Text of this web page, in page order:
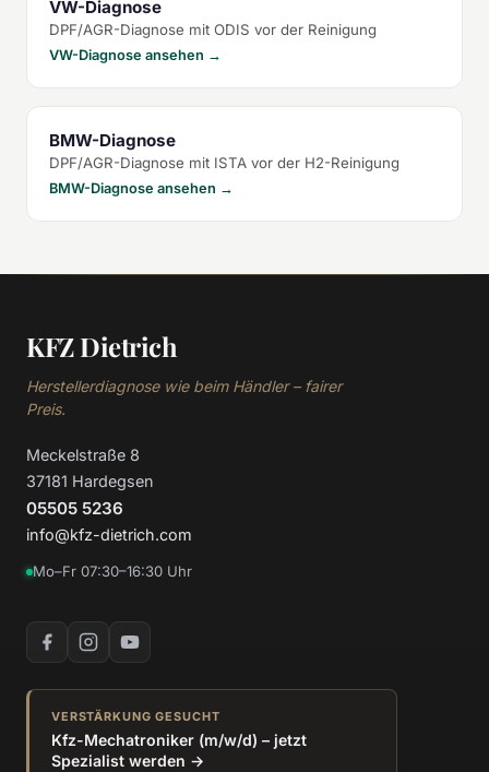
VW-Diagnose
DPF/AGR-Diagnose mit ODIS vor der Reinigung
VW-Diagnose ansehen →
BMW-Diagnose
DPF/AGR-Diagnose mit ISTA vor der H2-Reinigung
BMW-Diagnose ansehen →
KFZ Dietrich
Herstellerdiagnose wie beim Händler – fairer
Preis.
Meckelstraße 8
37181 Hardegsen
05505 5236
info@kfz-dietrich.com
Mo–Fr 07:30–16:30 Uhr
VERSTÄRKUNG GESUCHT
Kfz-Mechatroniker (m/w/d) – jetzt
Spezialist werden →